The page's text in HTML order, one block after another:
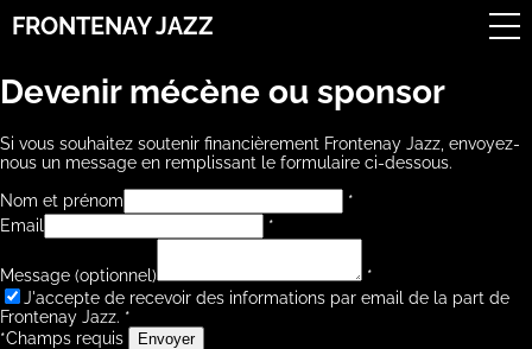
FRONTENAY JAZZ
Devenir mécène ou sponsor
Si vous souhaitez soutenir financièrement Frontenay Jazz, envoyez-
nous un message en remplissant le formulaire ci-dessous.
Nom et prénom
*
Email
*
Message (optionnel)
*
J'accepte de recevoir des informations par email de la part de
Frontenay Jazz. *
*Champs requis
Envoyer